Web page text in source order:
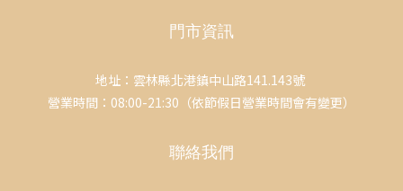
門市資訊
地址：雲林縣北港鎮中山路141.143號
營業時間：08:00-21:30（依節假日營業時間會有變更）
聯絡我們